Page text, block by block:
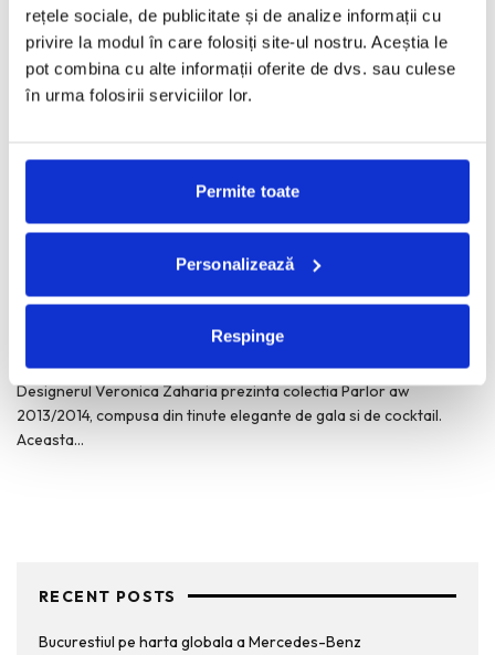
rețele sociale, de publicitate și de analize informații cu
privire la modul în care folosiți site-ul nostru. Aceștia le
pot combina cu alte informații oferite de dvs. sau culese
în urma folosirii serviciilor lor.
Permite toate
Personalizează
Respinge
PARLOR Summer Fashion Show
Parlor by Veronica Zaharia: Noi tinute de gala si
Designerul Veronica Zaharia prezinta colectia Parlor aw
2013/2014, compusa din tinute elegante de gala si de cocktail.
Aceasta...
RECENT POSTS
Bucurestiul pe harta globala a Mercedes-Benz